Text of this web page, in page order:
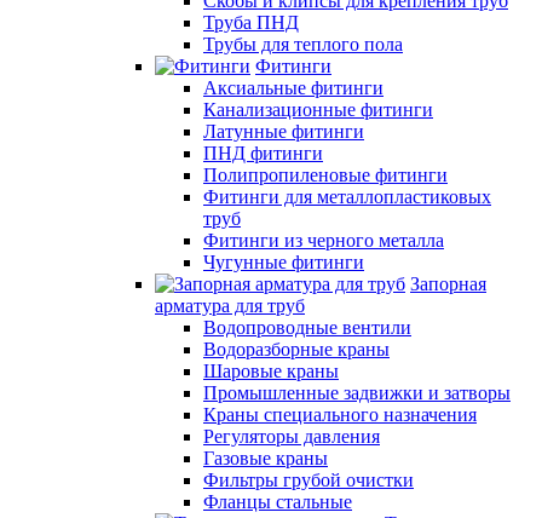
Труба ПНД
Трубы для теплого пола
Фитинги
Аксиальные фитинги
Канализационные фитинги
Латунные фитинги
ПНД фитинги
Полипропиленовые фитинги
Фитинги для металлопластиковых
труб
Фитинги из черного металла
Чугунные фитинги
Запорная
арматура для труб
Водопроводные вентили
Водоразборные краны
Шаровые краны
Промышленные задвижки и затворы
Краны специального назначения
Регуляторы давления
Газовые краны
Фильтры грубой очистки
Фланцы стальные